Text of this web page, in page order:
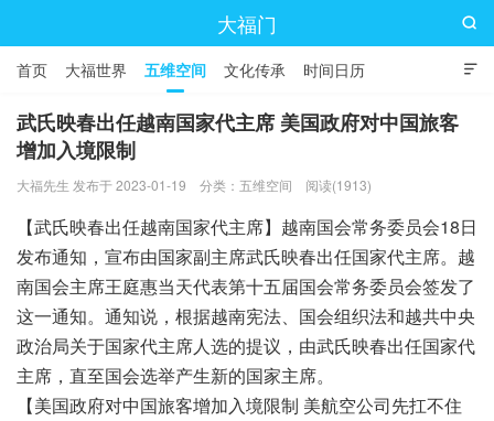
大福门

首页 大福世界 五维空间 文化传承 时间日历

武氏映春出任越南国家代主席 美国政府对中国旅客
增加入境限制
大福先生 发布于 2023-01-19 分类： 五维空间 阅读(1913)
【武氏映春出任越南国家代主席】越南国会常务委员会18日
发布通知，宣布由国家副主席武氏映春出任国家代主席。越
南国会主席王庭惠当天代表第十五届国会常务委员会签发了
这一通知。通知说，根据越南宪法、国会组织法和越共中央
政治局关于国家代主席人选的提议，由武氏映春出任国家代
主席，直至国会选举产生新的国家主席。
【美国政府对中国旅客增加入境限制 美航空公司先扛不住